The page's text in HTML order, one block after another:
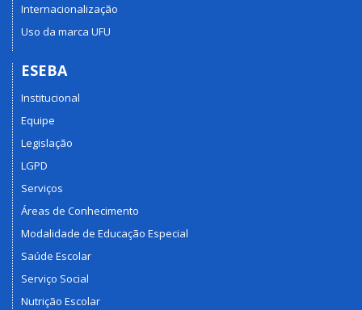
Internacionalização
Uso da marca UFU
ESEBA
Institucional
Equipe
Legislação
LGPD
Serviços
Áreas de Conhecimento
Modalidade de Educação Especial
Saúde Escolar
Serviço Social
Nutrição Escolar